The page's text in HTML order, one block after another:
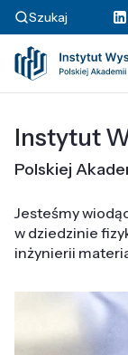
Szukaj
Instytut
Polskiej
Jesteśmy
w dziedzinie
inżynierii